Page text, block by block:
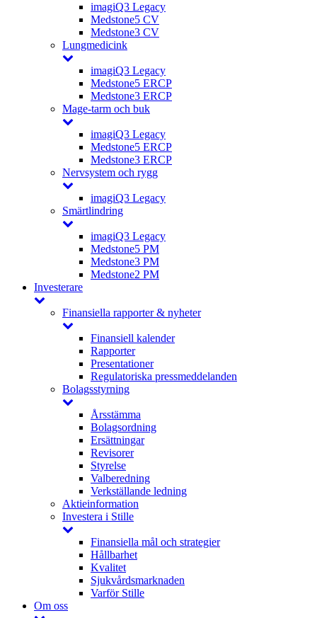
imagiQ3 Legacy
Medstone5 CV
Medstone3 CV
Lungmedicink
imagiQ3 Legacy
Medstone5 ERCP
Medstone3 ERCP
Mage-tarm och buk
imagiQ3 Legacy
Medstone5 ERCP
Medstone3 ERCP
Nervsystem och rygg
imagiQ3 Legacy
Smärtlindring
imagiQ3 Legacy
Medstone5 PM
Medstone3 PM
Medstone2 PM
Investerare
Finansiella rapporter & nyheter
Finansiell kalender
Rapporter
Presentationer
Regulatoriska pressmeddelanden
Bolagsstyrning
Årsstämma
Bolagsordning
Ersättningar
Revisorer
Styrelse
Valberedning
Verkställande ledning
Aktieinformation
Investera i Stille
Finansiella mål och strategier
Hållbarhet
Kvalitet
Sjukvårdsmarknaden
Varför Stille
Om oss